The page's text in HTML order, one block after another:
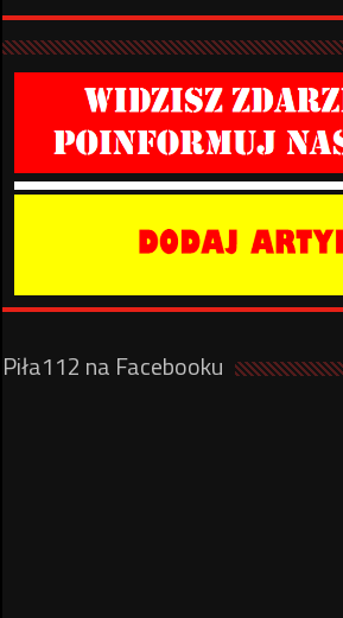
Piła112 na Facebooku